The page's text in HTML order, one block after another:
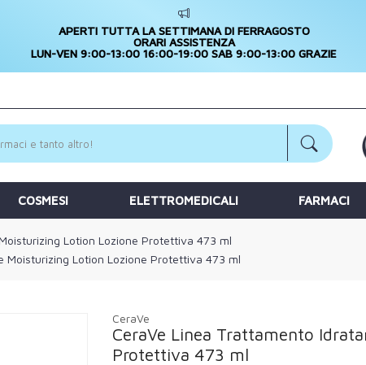
APERTI TUTTA LA SETTIMANA DI FERRAGOSTO
ORARI ASSISTENZA
LUN-VEN 9:00-13:00 16:00-19:00 SAB 9:00-13:00 GRAZIE
COSMESI ELETTROMEDICALI FARMACI
Lotion Lozione Protettiva 473 ml
Moisturizing Lotion Lozione Protettiva 473 ml
CeraVe
CeraVe Linea Trattamento
Protettiva 473 ml